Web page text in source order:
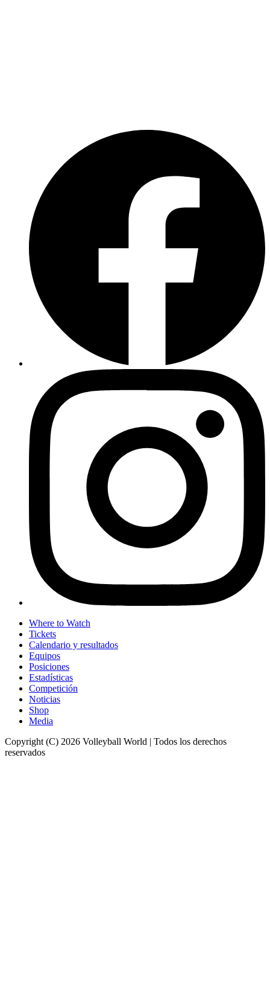
Where to Watch
Tickets
Calendario y resultados
Equipos
Posiciones
Estadísticas
Competición
Noticias
Shop
Media
Copyright (C) 2026 Volleyball World | Todos los derechos
reservados